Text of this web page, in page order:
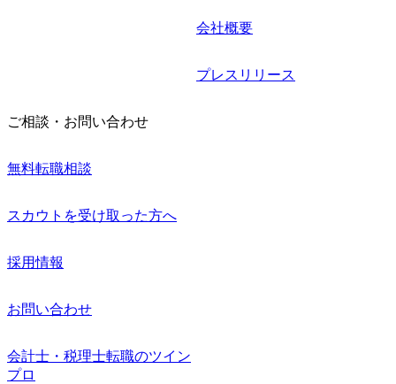
会社概要
プレスリリース
ご相談・お問い合わせ
無料転職相談
スカウトを受け取った方へ
採用情報
お問い合わせ
会計士・税理士転職のツイン
プロ